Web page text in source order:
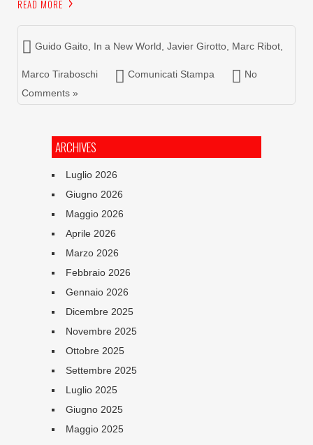
READ MORE
Guido Gaito In a New World Javier Girotto Marc Ribot
Marco Tiraboschi Comunicati Stampa
No
Comments »
ARCHIVES
Luglio 2026
Giugno 2026
Maggio 2026
Aprile 2026
Marzo 2026
Febbraio 2026
Gennaio 2026
Dicembre 2025
Novembre 2025
Ottobre 2025
Settembre 2025
Luglio 2025
Giugno 2025
Maggio 2025